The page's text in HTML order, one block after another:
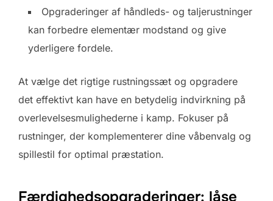
Opgraderinger af håndleds- og taljerustninger
kan forbedre elementær modstand og give
yderligere fordele.
At vælge det rigtige rustningssæt og opgradere
det effektivt kan have en betydelig indvirkning på
overlevelsesmulighederne i kamp. Fokuser på
rustninger, der komplementerer dine våbenvalg og
spillestil for optimal præstation.
Færdighedsopgraderinger: låse